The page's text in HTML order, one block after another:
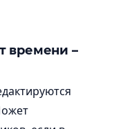
времени –